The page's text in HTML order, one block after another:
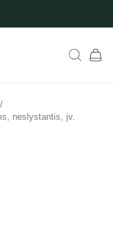
/
neslystantis, įv.